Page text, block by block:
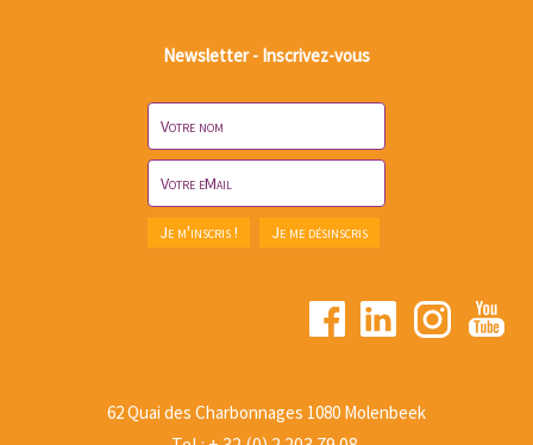
Newsletter - Inscrivez-vous
62 Quai des Charbonnages 1080 Molenbeek